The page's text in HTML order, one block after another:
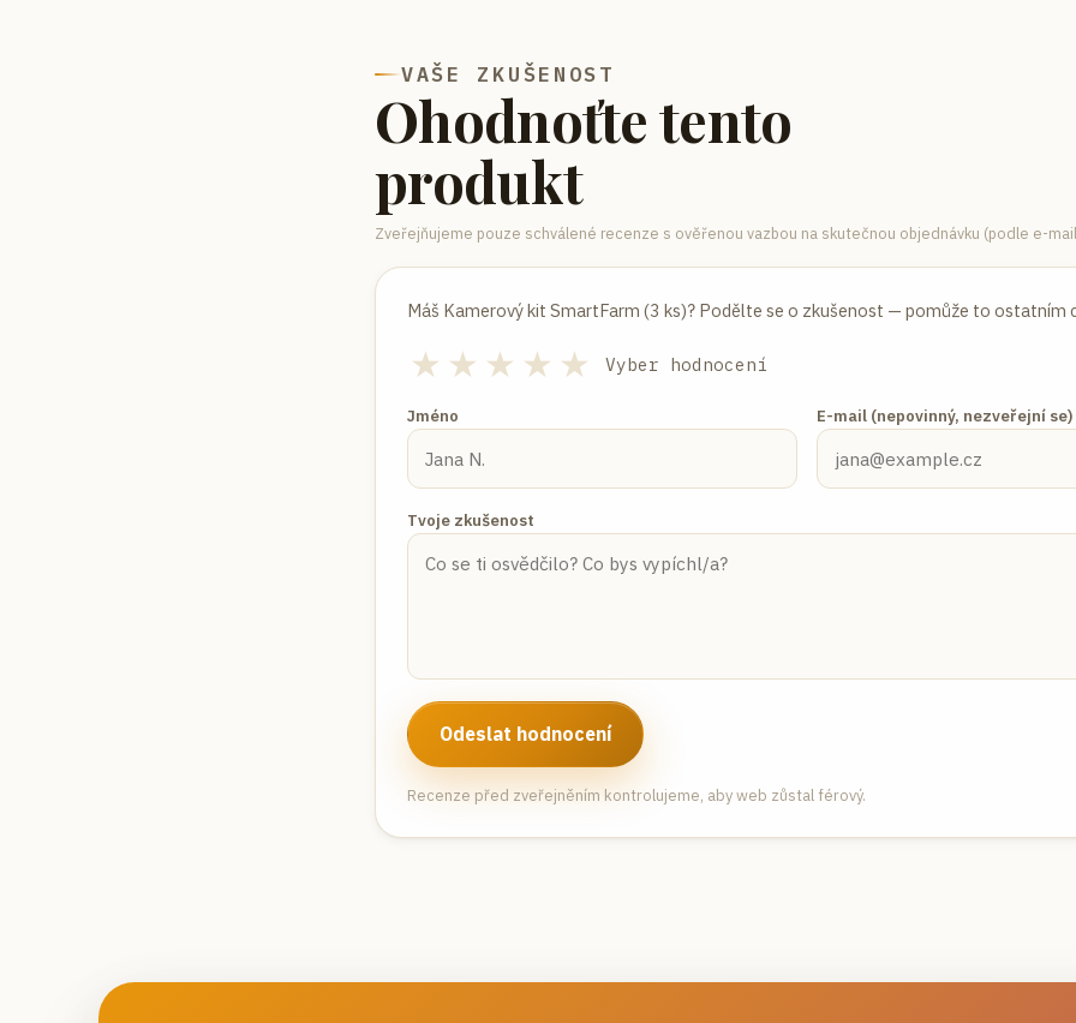
VAŠE ZKUŠENOST
Ohodnoťte tento
produkt
Zveřejňujeme pouze schválené recenze s ověřenou vazbou na skutečnou objednávku (podle e-
Máš Kamerový kit SmartFarm (3 ks)? Podělte se o zkušenost — pomůže to ostatním
★ ★ ★ ★ ★ Vyber hodnocení
Jméno E-mail (nepovinný, nezveřejní se)
Tvoje zkušenost
Odeslat hodnocení
Recenze před zveřejněním kontrolujeme, aby web zůstal férový.